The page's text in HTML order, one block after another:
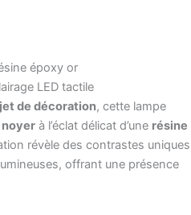
époxy or
LED tactile
de décoration, cette lampe
noyer à l’éclat délicat d’une résine
révèle des contrastes uniques
offrant une présence